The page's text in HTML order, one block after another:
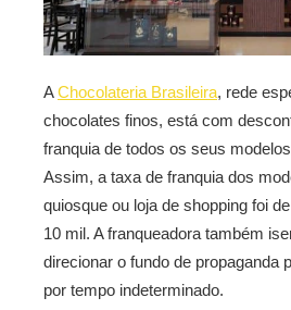
AChocolateria Brasileira, rede
chocolates finos, está com
franquia de todos os seus
Assim, a taxa de franquia dos
quiosque ou loja de shopping foi
10 mil. A franqueadora também
direcionar o fundo de propaganda
por tempo indeterminado.